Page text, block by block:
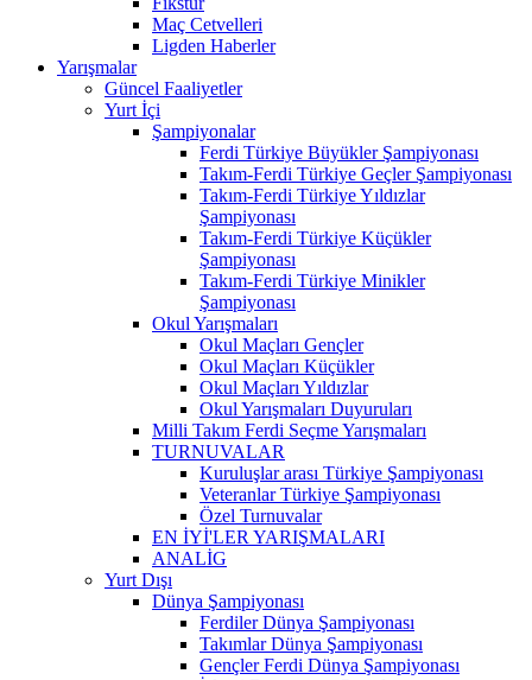
Maç Cetvelleri
Ligden Haberler
Yarışmalar
Güncel Faaliyetler
Yurt İçi
Şampiyonalar
Ferdi Türkiye Büyükler Şampiyonası
Takım-Ferdi Türkiye Geçler Şampiyonası
Takım-Ferdi Türkiye Yıldızlar
Şampiyonası
Takım-Ferdi Türkiye Küçükler
Şampiyonası
Takım-Ferdi Türkiye Minikler
Şampiyonası
Okul Yarışmaları
Okul Maçları Gençler
Okul Maçları Küçükler
Okul Maçları Yıldızlar
Okul Yarışmaları Duyuruları
Milli Takım Ferdi Seçme Yarışmaları
TURNUVALAR
Kuruluşlar arası Türkiye Şampiyonası
Veteranlar Türkiye Şampiyonası
Özel Turnuvalar
EN İYİ'LER YARIŞMALARI
ANALİG
Yurt Dışı
Dünya Şampiyonası
Ferdiler Dünya Şampiyonası
Takımlar Dünya Şampiyonası
Gençler Ferdi Dünya Şampiyonası